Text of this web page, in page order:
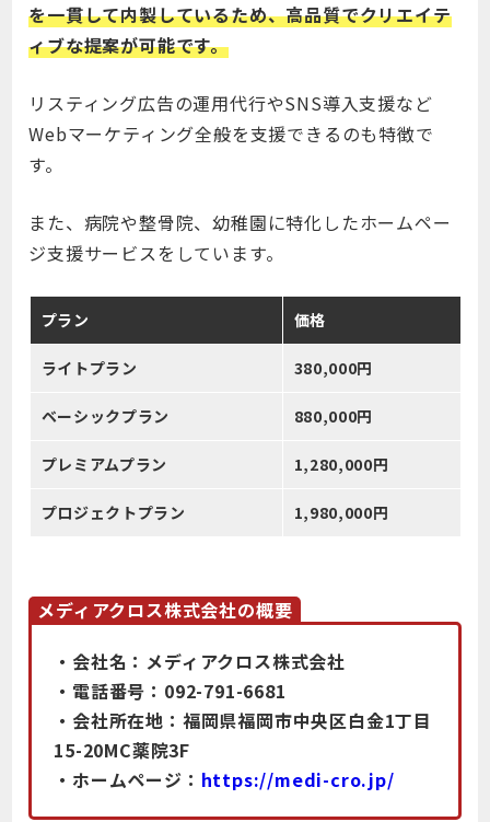
を一貫して内製しているため、高品質でクリエイテ
ィブな提案が可能です。
リスティング広告の運用代行やSNS導入支援など
Webマーケティング全般を支援できるのも特徴で
す。
また、病院や整骨院、幼稚園に特化したホームペー
ジ支援サービスをしています。
プラン 価格
ライトプラン 380,000円
ベーシックプラン 880,000円
プレミアムプラン 1,280,000円
プロジェクトプラン 1,980,000円
メディアクロス株式会社の概要
・会社名：メディアクロス株式会社
・電話番号：092-791-6681
・会社所在地：福岡県福岡市中央区白金1丁目
15-20MC薬院3F
・ホームページ： https://medi-cro.jp/